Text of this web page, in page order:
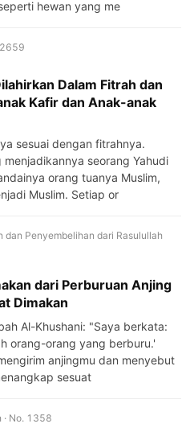
hewan yang me
2659
Dalam Fitrah dan
Kafir dan Anak-anak
sesuai dengan fitrahnya.
seorang Yahudi
orang tuanya Muslim,
Muslim. Setiap or
dan Penyembelihan dari Rasulullah
dari Perburuan Anjing
Dimakan
Al-Khushani: "Saya berkata:
orang-orang yang berburu.'
anjingmu dan menyebut
sesuat
· No. 1358